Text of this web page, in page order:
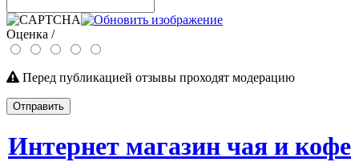
Оценка /
Перед публикацией отзывы проходят модерацию
Отправить
Интернет магазин чая и кофе